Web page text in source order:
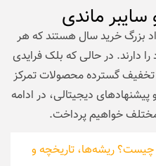
ماندی
بزرگ خرید سال هستند که هر
دارند. در حالی که بلک فرایدی
گسترده محصولات تمرکز
پیشنهادهای دیجیتالی، در ادامه
مختلف خواهیم پرداخت.
چیست؟ ریشه‌ها، تاریخچه و